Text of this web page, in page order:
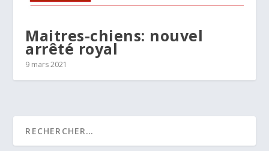
Maitres-chiens: nouvel
arrêté royal
9 mars 2021